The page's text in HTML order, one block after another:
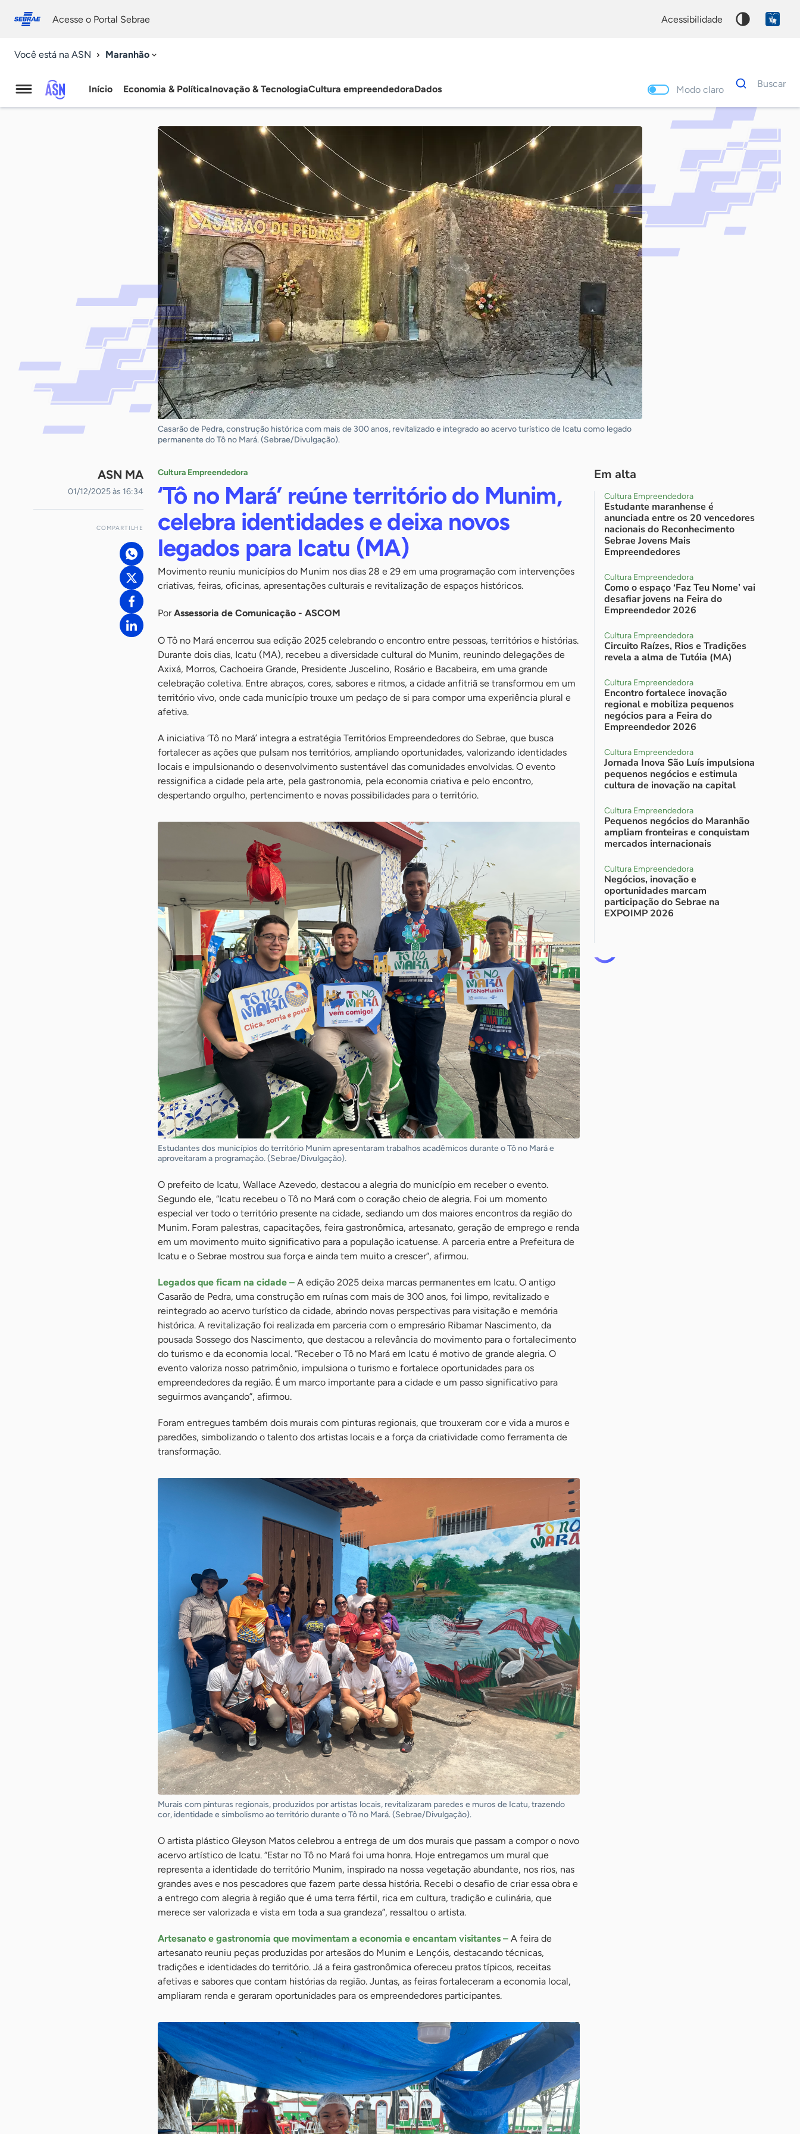
conosco
Acesse o Portal Sebrae acessibilidade
Você está na ASN Maranhão
Agência
Início Economia & PolíticaInovação & TecnologiaCultura empreendedoraDados Modo claro
Dados
para
Buscar
Palavra
chave
Casarão de Pedra, construção histórica com mais de 300 anos, revitalizado e integrado ao acervo turístico de Icatu como legado
permanente do Tô no Mará. (Sebrae/Divulgação).
ASN MA
01/12/2025 às 16:34
COMPARTILHE
Cultura Empreendedora
‘Tô no Mará’ reúne território do Munim,
celebra identidades e deixa novos
legados para Icatu (MA)
Movimento reuniu municípios do Munim nos dias 28 e 29 em uma programação com intervenções
criativas, feiras, oficinas, apresentações culturais e revitalização de espaços históricos.
PorAssessoria de Comunicação - ASCOM
O Tô no Mará encerrou sua edição 2025 celebrando o encontro entre pessoas, territórios e histórias.
Durante dois dias, Icatu (MA), recebeu a diversidade cultural do Munim, reunindo delegações de
Axixá, Morros, Cachoeira Grande, Presidente Juscelino, Rosário e Bacabeira, em uma grande
celebração coletiva. Entre abraços, cores, sabores e ritmos, a cidade anfitriã se transformou em um
território vivo, onde cada município trouxe um pedaço de si para compor uma experiência plural e
afetiva.
A iniciativa ‘Tô no Mará’ integra a estratégia Territórios Empreendedores do Sebrae, que busca
fortalecer as ações que pulsam nos territórios, ampliando oportunidades, valorizando identidades
locais e impulsionando o desenvolvimento sustentável das comunidades envolvidas. O evento
ressignifica a cidade pela arte, pela gastronomia, pela economia criativa e pelo encontro,
despertando orgulho, pertencimento e novas possibilidades para o território.
Estudantes dos municípios do território Munim apresentaram trabalhos acadêmicos durante o Tô no Mará e
aproveitaram a programação. (Sebrae/Divulgação).
O prefeito de Icatu, Wallace Azevedo, destacou a alegria do município em receber o evento.
Segundo ele, “Icatu recebeu o Tô no Mará com o coração cheio de alegria. Foi um momento
especial ver todo o território presente na cidade, sediando um dos maiores encontros da região do
Munim. Foram palestras, capacitações, feira gastronômica, artesanato, geração de emprego e renda
em um movimento muito significativo para a população icatuense. A parceria entre a Prefeitura de
Icatu e o Sebrae mostrou sua força e ainda tem muito a crescer”, afirmou.
Legados que ficam na cidade – A edição 2025 deixa marcas permanentes em Icatu. O antigo
Casarão de Pedra, uma construção em ruínas com mais de 300 anos, foi limpo, revitalizado e
reintegrado ao acervo turístico da cidade, abrindo novas perspectivas para visitação e memória
histórica. A revitalização foi realizada em parceria com o empresário Ribamar Nascimento, da
pousada Sossego dos Nascimento, que destacou a relevância do movimento para o fortalecimento
do turismo e da economia local. “Receber o Tô no Mará em Icatu é motivo de grande alegria. O
evento valoriza nosso patrimônio, impulsiona o turismo e fortalece oportunidades para os
empreendedores da região. É um marco importante para a cidade e um passo significativo para
seguirmos avançando”, afirmou.
Foram entregues também dois murais com pinturas regionais, que trouxeram cor e vida a muros e
paredões, simbolizando o talento dos artistas locais e a força da criatividade como ferramenta de
transformação.
Murais com pinturas regionais, produzidos por artistas locais, revitalizaram paredes e muros de Icatu, trazendo
cor, identidade e simbolismo ao território durante o Tô no Mará. (Sebrae/Divulgação).
O artista plástico Gleyson Matos celebrou a entrega de um dos murais que passam a compor o novo
acervo artístico de Icatu. “Estar no Tô no Mará foi uma honra. Hoje entregamos um mural que
representa a identidade do território Munim, inspirado na nossa vegetação abundante, nos rios, nas
grandes aves e nos pescadores que fazem parte dessa história. Recebi o desafio de criar essa obra e
a entrego com alegria à região que é uma terra fértil, rica em cultura, tradição e culinária, que
merece ser valorizada e vista em toda a sua grandeza”, ressaltou o artista.
Artesanato e gastronomia que movimentam a economia e encantam visitantes – A feira de
artesanato reuniu peças produzidas por artesãos do Munim e Lençóis, destacando técnicas,
tradições e identidades do território. Já a feira gastronômica ofereceu pratos típicos, receitas
afetivas e sabores que contam histórias da região. Juntas, as feiras fortaleceram a economia local,
ampliaram renda e geraram oportunidades para os empreendedores participantes.
Em alta
Cultura Empreendedora
Estudante maranhense é
anunciada entre os 20 vencedores
nacionais do Reconhecimento
Sebrae Jovens Mais
Empreendedores
Cultura Empreendedora
Como o espaço ‘Faz Teu Nome’ vai
desafiar jovens na Feira do
Empreendedor 2026
Cultura Empreendedora
Circuito Raízes, Rios e Tradições
revela a alma de Tutóia (MA)
Cultura Empreendedora
Encontro fortalece inovação
regional e mobiliza pequenos
negócios para a Feira do
Empreendedor 2026
Cultura Empreendedora
Jornada Inova São Luís impulsiona
pequenos negócios e estimula
cultura de inovação na capital
Cultura Empreendedora
Pequenos negócios do Maranhão
ampliam fronteiras e conquistam
mercados internacionais
Cultura Empreendedora
Negócios, inovação e
oportunidades marcam
participação do Sebrae na
EXPOIMP 2026